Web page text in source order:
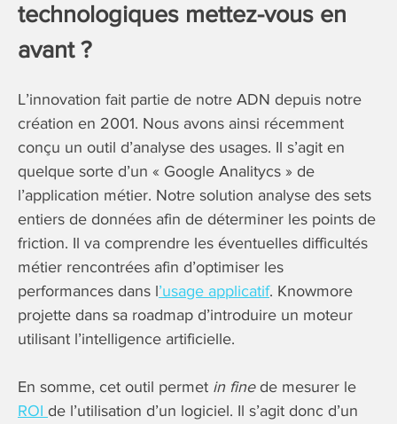
technologiques mettez-vous en
avant ?
L’innovation fait partie de notre ADN depuis notre
création en 2001. Nous avons ainsi récemment
conçu un outil d’analyse des usages. Il s’agit en
quelque sorte d’un « Google Analitycs » de
l’application métier. Notre solution analyse des sets
entiers de données afin de déterminer les points de
friction. Il va comprendre les éventuelles difficultés
métier rencontrées afin d’optimiser les
performances dans l’usage applicatif. Knowmore
projette dans sa roadmap d’introduire un moteur
utilisant l’intelligence artificielle.
En somme, cet outil permet in finede mesurer le
ROI de l’utilisation d’un logiciel. Il s’agit donc d’un